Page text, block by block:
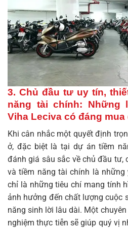
3. Chủ đầu tư uy tín,
năng tài chính: Những
Viha Leciva có đáng
Khi cân nhắc một quyết định
ở, đặc biệt là tại dự án tiềm
đánh giá sâu sắc về chủ đầu tư,
và tiềm năng tài chính là
chỉ là những tiêu chí mang tính
ảnh hưởng đến chất lượng cuộc
năng sinh lời lâu dài. Một
nghiệm thực tiễn sẽ giúp quý vị